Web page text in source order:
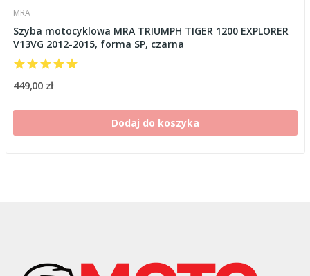
MRA
Szyba motocyklowa MRA TRIUMPH TIGER 1200 EXPLORER
V13VG 2012-2015, forma SP, czarna
449,00 zł
Dodaj do koszyka